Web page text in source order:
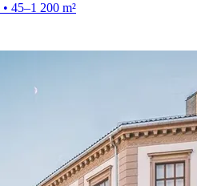
• 45–1 200 m²